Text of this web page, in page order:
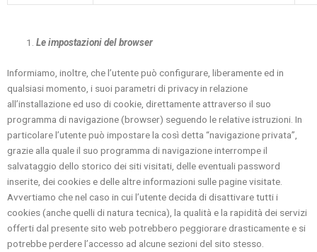
Le impostazioni del browser
Informiamo, inoltre, che l’utente può configurare, liberamente ed in
qualsiasi momento, i suoi parametri di privacy in relazione
all’installazione ed uso di cookie, direttamente attraverso il suo
programma di navigazione (browser) seguendo le relative istruzioni. In
particolare l’utente può impostare la così detta “navigazione privata”,
grazie alla quale il suo programma di navigazione interrompe il
salvataggio dello storico dei siti visitati, delle eventuali password
inserite, dei cookies e delle altre informazioni sulle pagine visitate.
Avvertiamo che nel caso in cui l’utente decida di disattivare tutti i
cookies (anche quelli di natura tecnica), la qualità e la rapidità dei servizi
offerti dal presente sito web potrebbero peggiorare drasticamente e si
potrebbe perdere l’accesso ad alcune sezioni del sito stesso.